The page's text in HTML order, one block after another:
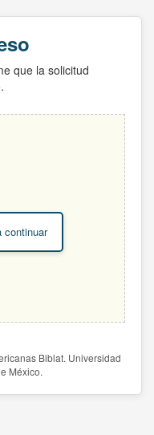
que la solicitud
continuar
Biblat. Universidad
México.